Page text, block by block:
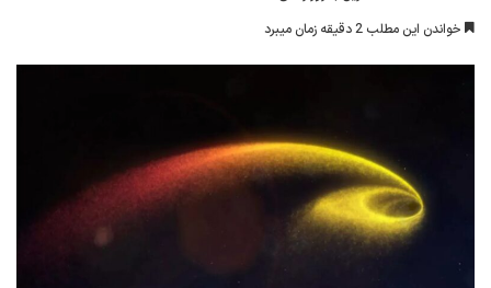
خواندن این مطلب 2 دقیقه زمان میبرد